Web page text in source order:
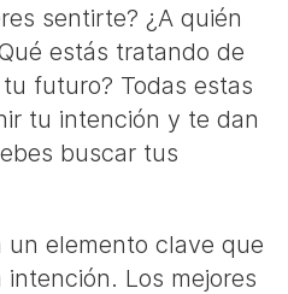
sentirte? ¿A quién
estás tratando de
futuro? Todas estas
tu intención y te dan
buscar tus
un elemento clave que
Los mejores